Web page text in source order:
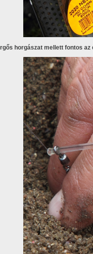
horgászat mellett fontos